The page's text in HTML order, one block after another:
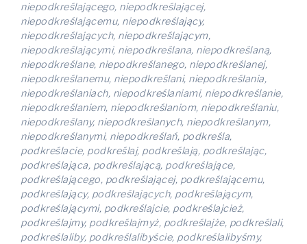
niepodkreślającego, niepodkreślającej,
niepodkreślającemu, niepodkreślający,
niepodkreślających, niepodkreślającym,
niepodkreślającymi, niepodkreślana, niepodkreślaną,
niepodkreślane, niepodkreślanego, niepodkreślanej,
niepodkreślanemu, niepodkreślani, niepodkreślania,
niepodkreślaniach, niepodkreślaniami, niepodkreślanie,
niepodkreślaniem, niepodkreślaniom, niepodkreślaniu,
niepodkreślany, niepodkreślanych, niepodkreślanym,
niepodkreślanymi, niepodkreślań, podkreśla,
podkreślacie, podkreślaj, podkreślają, podkreślając,
podkreślająca, podkreślającą, podkreślające,
podkreślającego, podkreślającej, podkreślającemu,
podkreślający, podkreślających, podkreślającym,
podkreślającymi, podkreślajcie, podkreślajcież,
podkreślajmy, podkreślajmyż, podkreślajże, podkreślali,
podkreślaliby, podkreślalibyście, podkreślalibyśmy,